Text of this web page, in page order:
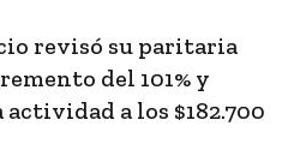
revisó su paritaria
del 101% y
a los $182.700